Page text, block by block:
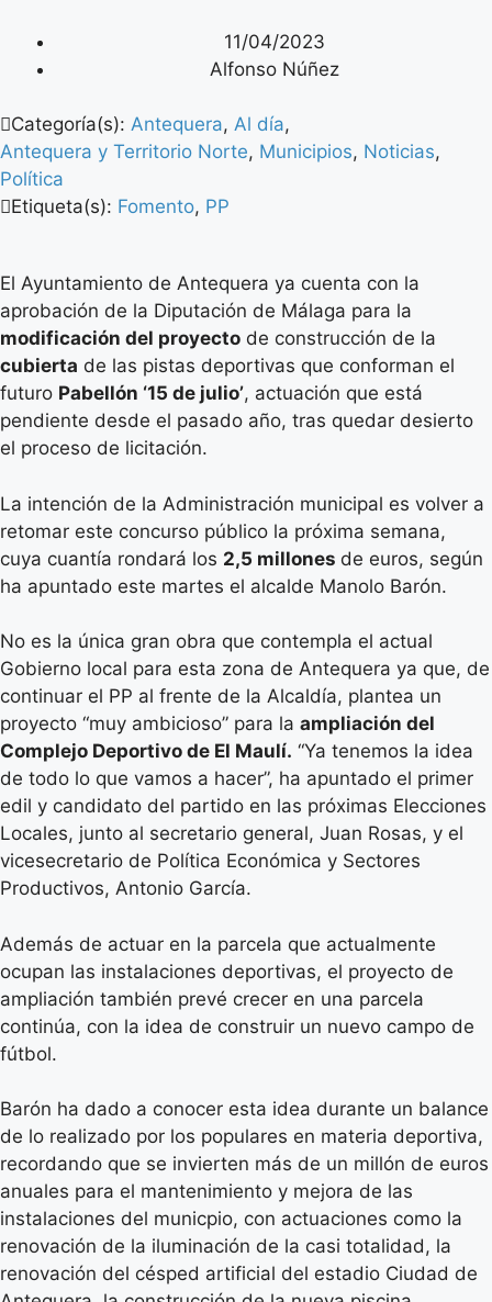
11/04/2023
Alfonso Núñez
Categoría(s): Antequera, Al día,
Antequera y Territorio Norte, Municipios, Noticias,
Política
Etiqueta(s): Fomento, PP
El Ayuntamiento de Antequera ya cuenta con la
aprobación de la Diputación de Málaga para la
modificación del proyecto de construcción de la
cubierta de las pistas deportivas que conforman el
futuro Pabellón ‘15 de julio’, actuación que está
pendiente desde el pasado año, tras quedar desierto
el proceso de licitación.
La intención de la Administración municipal es volver a
retomar este concurso público la próxima semana,
cuya cuantía rondará los 2,5 millones de euros, según
ha apuntado este martes el alcalde Manolo Barón.
No es la única gran obra que contempla el actual
Gobierno local para esta zona de Antequera ya que, de
continuar el PP al frente de la Alcaldía, plantea un
proyecto “muy ambicioso” para la ampliación del
Complejo Deportivo de El Maulí. “Ya tenemos la idea
de todo lo que vamos a hacer”, ha apuntado el primer
edil y candidato del partido en las próximas Elecciones
Locales, junto al secretario general, Juan Rosas, y el
vicesecretario de Política Económica y Sectores
Productivos, Antonio García.
Además de actuar en la parcela que actualmente
ocupan las instalaciones deportivas, el proyecto de
ampliación también prevé crecer en una parcela
continúa, con la idea de construir un nuevo campo de
fútbol.
Barón ha dado a conocer esta idea durante un balance
de lo realizado por los populares en materia deportiva,
recordando que se invierten más de un millón de euros
anuales para el mantenimiento y mejora de las
instalaciones del municpio, con actuaciones como la
renovación de la iluminación de la casi totalidad, la
renovación del césped artificial del estadio Ciudad de